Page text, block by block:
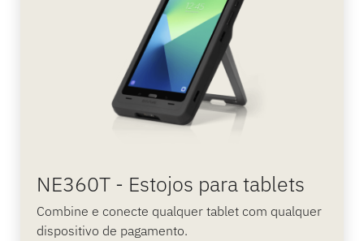
NE360T - Estojos para tablets
Combine e conecte qualquer tablet com qualquer
dispositivo de pagamento.